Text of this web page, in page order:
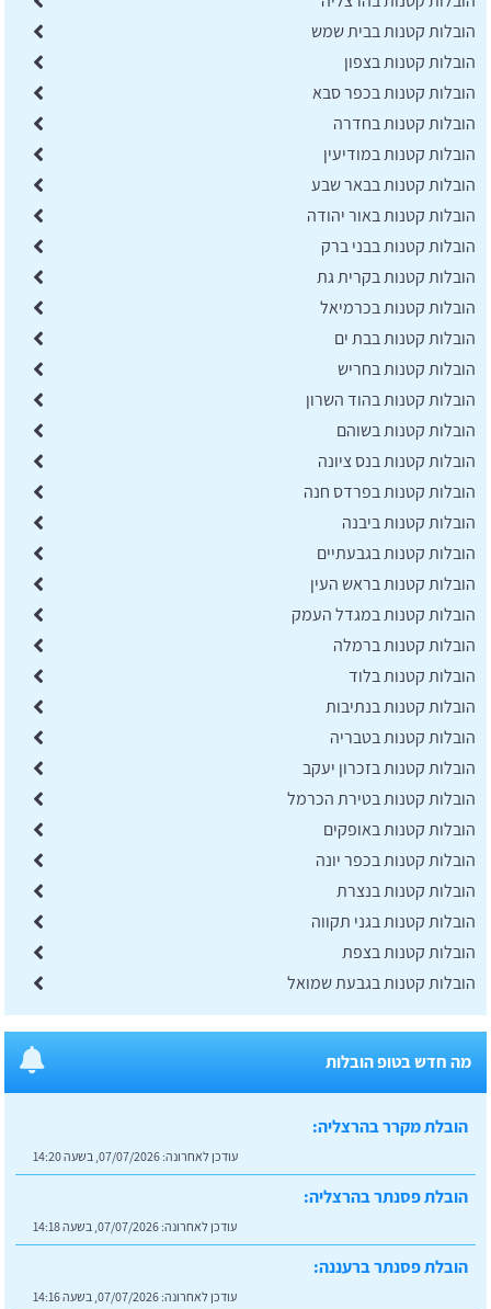
הובלות קטנות בבית שמש
הובלות קטנות בצפון
הובלות קטנות בכפר סבא
הובלות קטנות בחדרה
הובלות קטנות במודיעין
הובלות קטנות בבאר שבע
הובלות קטנות באור יהודה
הובלות קטנות בבני ברק
הובלות קטנות בקרית גת
הובלות קטנות בכרמיאל
הובלות קטנות בבת ים
הובלות קטנות בחריש
הובלות קטנות בהוד השרון
הובלות קטנות בשוהם
הובלות קטנות בנס ציונה
הובלות קטנות בפרדס חנה
הובלות קטנות ביבנה
הובלות קטנות בגבעתיים
הובלות קטנות בראש העין
הובלות קטנות במגדל העמק
הובלות קטנות ברמלה
הובלות קטנות בלוד
הובלות קטנות בנתיבות
הובלות קטנות בטבריה
הובלות קטנות בזכרון יעקב
הובלות קטנות בטירת הכרמל
הובלות קטנות באופקים
הובלות קטנות בכפר יונה
הובלות קטנות בנצרת
הובלות קטנות בגני תקווה
הובלות קטנות בצפת
הובלות קטנות בגבעת שמואל
מה חדש בטופ הובלות
הובלת מקרר בהרצליה:
עודכן לאחרונה: 07/07/2026, בשעה 14:20
הובלת פסנתר בהרצליה:
עודכן לאחרונה: 07/07/2026, בשעה 14:18
הובלת פסנתר ברעננה:
עודכן לאחרונה: 07/07/2026, בשעה 14:16